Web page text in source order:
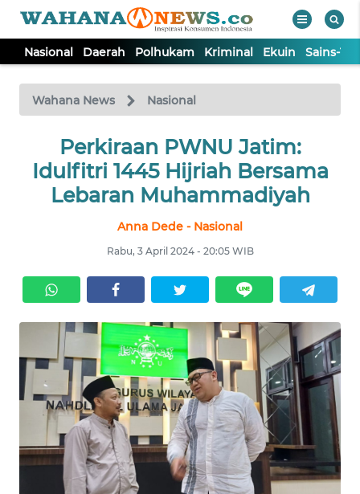
Nasional Daerah Polhukam Kriminal Ekuin Sains-
Wahana News Nasional
Perkiraan PWNU Jatim:
Idulfitri 1445 Hijriah Bersama
Lebaran Muhammadiyah
Anna Dede - Nasional
Rabu, 3 April 2024 - 20:05 WIB
TV
Tutup
NASIONAL
DAERAH
KRIMINAL
EKUIN
SAINS-TEKNO
KESEHATAN
INTERNASIONAL